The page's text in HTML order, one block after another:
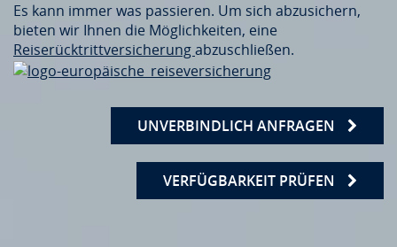
Es kann immer was passieren. Um sich abzusichern,
bieten wir Ihnen die Möglichkeiten, eine
Reiserücktrittversicherungabzuschließen.
UNVERBINDLICH ANFRAGEN
VERFÜGBARKEIT PRÜFEN